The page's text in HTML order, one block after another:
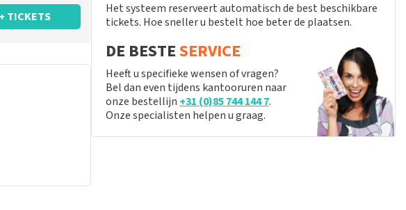
TICKETS
Het systeem reserveert automatisch de best beschikbare
tickets. Hoe sneller u bestelt hoe beter de plaatsen.
DE BESTESERVICE
Heeft u specifieke wensen of vragen?
Bel dan even tijdens kantooruren naar
onze bestellijn +31 (0)85 744 144 7.
Onze specialisten helpen u graag.